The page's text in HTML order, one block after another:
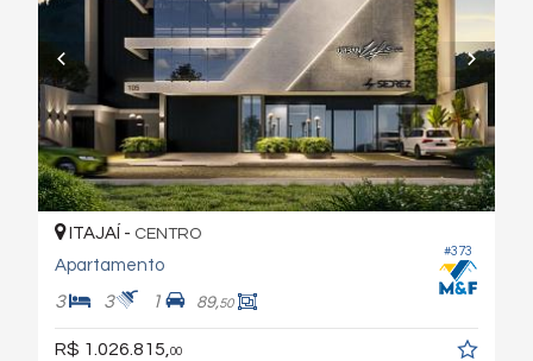
#373
ITAJAÍ - CENTRO
Apartamento
3 3 1 89,50
R$ 1.026.815,00